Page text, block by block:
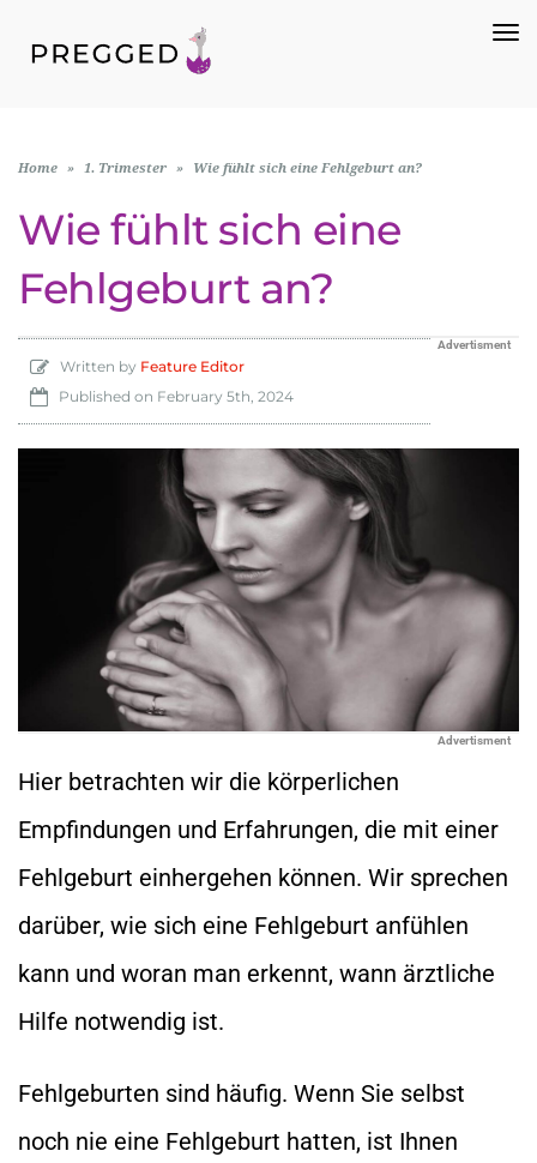
Home » 1. Trimester » Wie fühlt sich eine Fehlgeburt an?
Wie fühlt sich eine
Fehlgeburt an?
Advertisment
Written by Feature Editor
Published on February 5th, 2024
Advertisment
Hier betrachten wir die körperlichen
Empfindungen und Erfahrungen, die mit einer
Fehlgeburt einhergehen können. Wir sprechen
darüber, wie sich eine Fehlgeburt anfühlen
kann und woran man erkennt, wann ärztliche
Hilfe notwendig ist.
Fehlgeburten sind häufig. Wenn Sie selbst
noch nie eine Fehlgeburt hatten, ist Ihnen